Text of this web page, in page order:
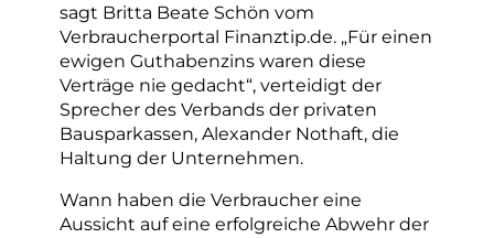
sagt Britta Beate Schön vom
Verbraucherportal Finanztip.de. „Für einen
ewigen Guthabenzins waren diese
Verträge nie gedacht“, verteidigt der
Sprecher des Verbands der privaten
Bausparkassen, Alexander Nothaft, die
Haltung der Unternehmen.
Wann haben die Verbraucher eine
Aussicht auf eine erfolgreiche Abwehr der